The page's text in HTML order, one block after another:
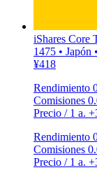
iShares Core
1475 • Japón
¥418
Rendimiento
Comisiones
Precio / 1 a.
Rendimiento
Comisiones
Precio / 1 a.